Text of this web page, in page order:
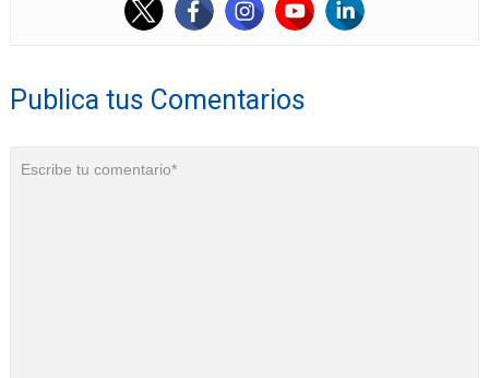
Publica tus Comentarios